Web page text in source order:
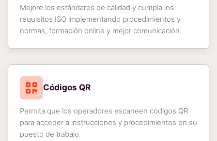
Mejore los estándares de calidad y cumpla los
requisitos ISO implementando procedimientos y
normas, formación online y mejor comunicación.
Códigos QR
Permita que los operadores escaneen códigos QR
para acceder a instrucciones y procedimientos en su
puesto de trabajo.